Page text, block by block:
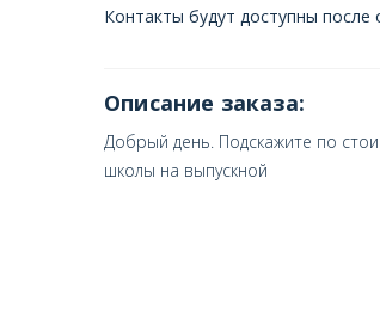
Контакты будут доступны после
Описание заказа:
Добрый день. Подскажите по
школы на выпускной